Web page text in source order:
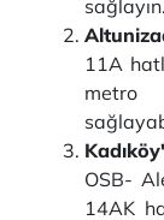
sağlayın.
11A
metro
OSB-
14AK